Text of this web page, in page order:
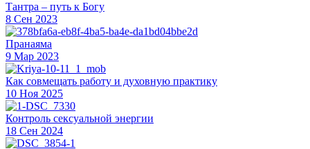
Тантра – путь к Богу
8 Сен 2023
Пранаяма
9 Мар 2023
Как совмещать работу и духовную практику
10 Ноя 2025
Контроль сексуальной энергии
18 Сен 2024